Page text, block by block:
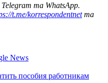
Telegram та WhatsApp.
t.me/korrespondentnetта
News
пособия работникам